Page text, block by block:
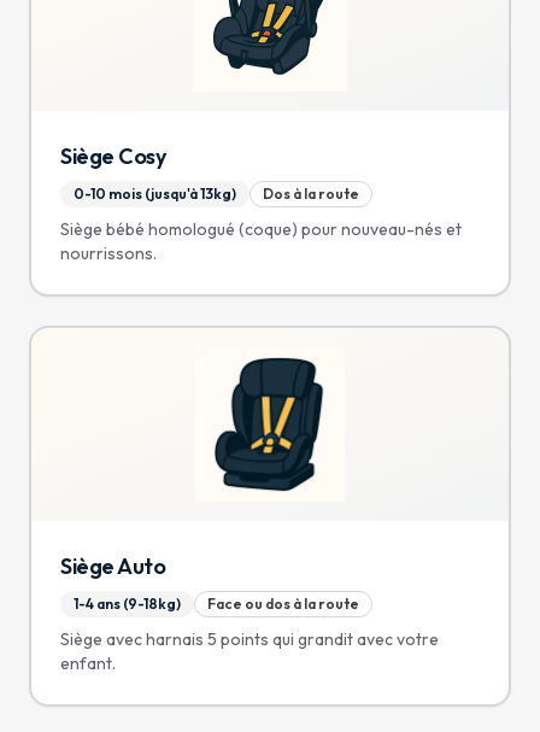
Siège Cosy
0-10 mois (jusqu'à 13kg) Dos à la route
Siège bébé homologué (coque) pour nouveau-nés et
nourrissons.
Siège Auto
1-4 ans (9-18kg) Face ou dos à la route
Siège avec harnais 5 points qui grandit avec votre
enfant.